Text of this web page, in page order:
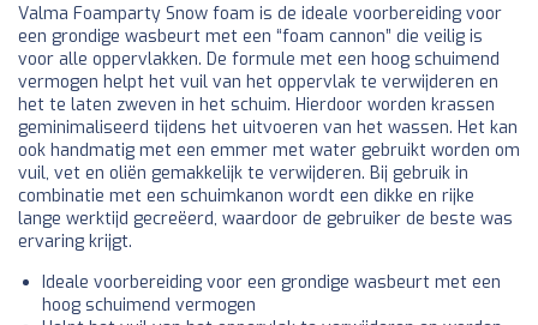
Valma Foamparty Snow foam is de ideale voorbereiding voor
een grondige wasbeurt met een “foam cannon” die veilig is
voor alle oppervlakken. De formule met een hoog schuimend
vermogen helpt het vuil van het oppervlak te verwijderen en
het te laten zweven in het schuim. Hierdoor worden krassen
geminimaliseerd tijdens het uitvoeren van het wassen. Het kan
ook handmatig met een emmer met water gebruikt worden om
vuil, vet en oliën gemakkelijk te verwijderen. Bij gebruik in
combinatie met een schuimkanon wordt een dikke en rijke
lange werktijd gecreëerd, waardoor de gebruiker de beste was
ervaring krijgt.
Ideale voorbereiding voor een grondige wasbeurt met een
hoog schuimend vermogen